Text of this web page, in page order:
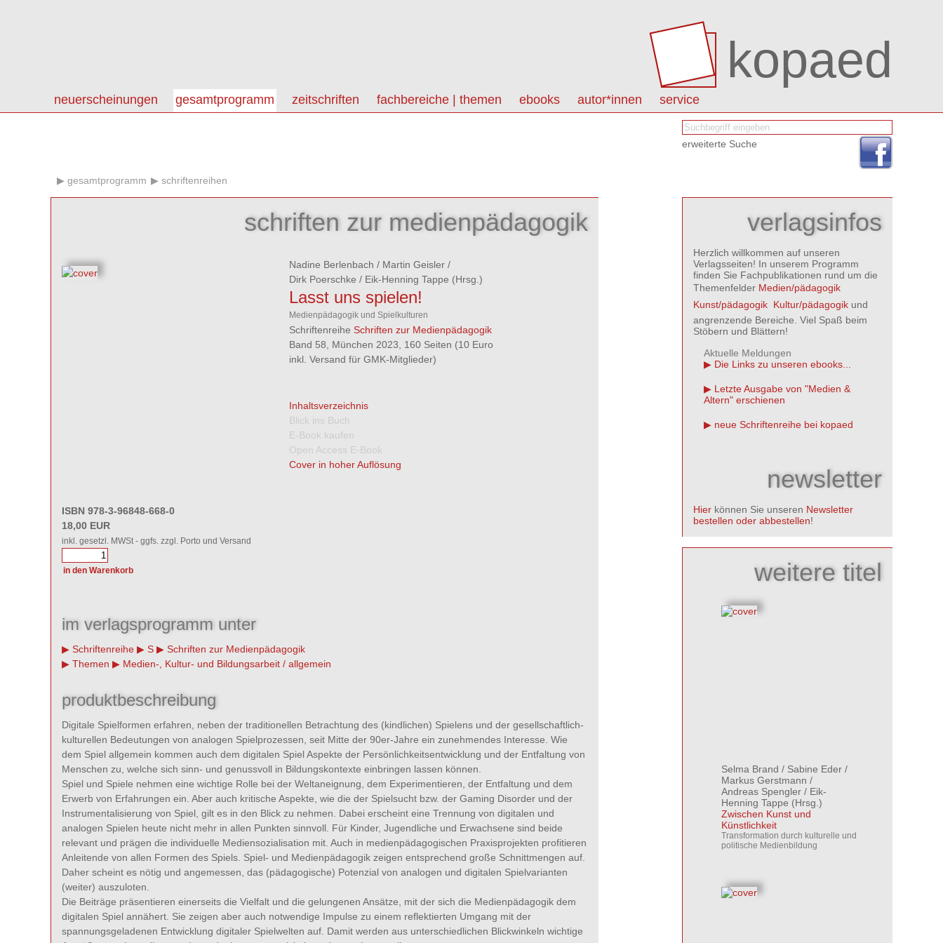
kopaed
neuerscheinungen gesamtprogramm zeitschriften fachbereiche | themen ebooks autor*innen service
erweiterte Suche
gesamtprogramm schriftenreihen
schriften zur medienpädagogik
Nadine Berlenbach / Martin Geisler /
Dirk Poerschke / Eik-Henning Tappe (Hrsg.)
Lasst uns spielen!
Medienpädagogik und Spielkulturen
Schriftenreihe Schriften zur Medienpädagogik
Band 58, München 2023, 160 Seiten (10 Euro
inkl. Versand für GMK-Mitglieder)
Inhaltsverzeichnis
Blick ins Buch
E-Book kaufen
Open Access E-Book
Cover in hoher Auflösung
ISBN 978-3-96848-668-0
18,00 EUR
inkl. gesetzl. MWSt - ggfs. zzgl. Porto und Versand
im verlagsprogramm unter
Schriftenreihe S
Schriften zur Medienpädagogik
Themen
Medien-, Kultur- und Bildungsarbeit / allgemein
produktbeschreibung
Digitale Spielformen erfahren, neben der traditionellen Betrachtung des (kindlichen) Spielens und der gesellschaftlich-
kulturellen Bedeutungen von analogen Spielprozessen, seit Mitte der 90er-Jahre ein zunehmendes Interesse. Wie
dem Spiel allgemein kommen auch dem digitalen Spiel Aspekte der Persönlichkeitsentwicklung und der Entfaltung von
Menschen zu, welche sich sinn- und genussvoll in Bildungskontexte einbringen lassen können.
Spiel und Spiele nehmen eine wichtige Rolle bei der Weltaneignung, dem Experimentieren, der Entfaltung und dem
Erwerb von Erfahrungen ein. Aber auch kritische Aspekte, wie die der Spielsucht bzw. der Gaming Disorder und der
Instrumentalisierung von Spiel, gilt es in den Blick zu nehmen. Dabei erscheint eine Trennung von digitalen und
analogen Spielen heute nicht mehr in allen Punkten sinnvoll. Für Kinder, Jugendliche und Erwachsene sind beide
relevant und prägen die individuelle Mediensozialisation mit. Auch in medienpädagogischen Praxisprojekten profitieren
Anleitende von allen Formen des Spiels. Spiel- und Medienpädagogik zeigen entsprechend große Schnittmengen auf.
Daher scheint es nötig und angemessen, das (pädagogische) Potenzial von analogen und digitalen Spielvarianten
(weiter) auszuloten.
Die Beiträge präsentieren einerseits die Vielfalt und die gelungenen Ansätze, mit der sich die Medienpädagogik dem
digitalen Spiel annähert. Sie zeigen aber auch notwendige Impulse zu einem reflektierten Umgang mit der
spannungsgeladenen Entwicklung digitaler Spielwelten auf. Damit werden aus unterschiedlichen Blickwinkeln wichtige
verlagsinfos
Herzlich willkommen auf unseren
Verlagsseiten! In unserem Programm
finden Sie Fachpublikationen rund um die
Themenfelder Medien/pädagogik
Kunst/pädagogik Kultur/pädagogik und
angrenzende Bereiche. Viel Spaß beim
Stöbern und Blättern!
Aktuelle Meldungen
Die Links zu unseren ebooks...
Letzte Ausgabe von "Medien &
Altern" erschienen
neue Schriftenreihe bei kopaed
newsletter
Hier können Sie unseren Newsletter
bestellen oder abbestellen!
weitere titel
Selma Brand / Sabine Eder /
Markus Gerstmann /
Andreas Spengler / Eik-
Henning Tappe (Hrsg.)
Zwischen Kunst und
Künstlichkeit
Transformation durch kulturelle und
politische Medienbildung